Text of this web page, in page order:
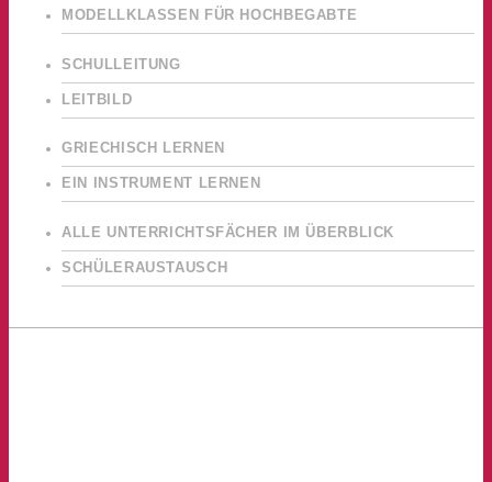
MODELLKLASSEN FÜR HOCHBEGABTE
SCHULLEITUNG
LEITBILD
GRIECHISCH LERNEN
EIN INSTRUMENT LERNEN
ALLE UNTERRICHTSFÄCHER IM ÜBERBLICK
SCHÜLERAUSTAUSCH